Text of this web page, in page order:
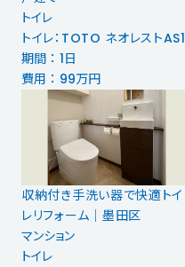
トイレ
トイレ：TOTO ネオレストAS1
期間 ： 1日
費用 ： 99万円
収納付き手洗い器で快適トイ
レリフォーム｜墨田区
マンション
トイレ